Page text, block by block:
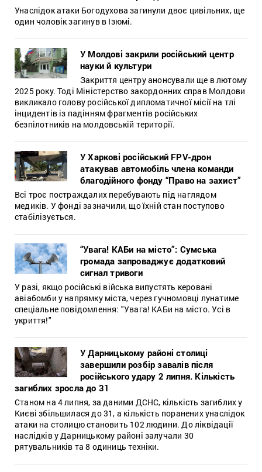
Унаслідок атаки Богодухова загинули двоє цивільних, ще
один чоловік загинув в Ізюмі.
У Молдові закрили російський центр
науки й культури
Закриття центру анонсували ще в лютому
2025 року. Тоді Міністерство закордонних справ Молдови
викликало голову російської дипломатичної місії на тлі
інцидентів із падінням фрагментів російських
безпілотників на молдовській території.
У Харкові російський FPV-дрон
атакував автомобіль члена команди
благодійного фонду “Право на захист”
Всі троє постраждалих перебувають під наглядом
медиків. У фонді зазначили, що їхній стан поступово
стабілізується.
“Увага! КАБи на місто”: Сумська
громада запроваджує додатковий
сигнал тривоги
У разі, якщо російські війська випустять керовані
авіабомби у напрямку міста, через гучномовці лунатиме
спеціальне повідомлення: "Увага! КАБи на місто. Усі в
укриття!"
У Дарницькому районі столиці
завершили розбір завалів після
російського удару 2 липня. Кількість
загиблих зросла до 31
Станом на 4 липня, за даними ДСНС, кількість загиблих у
Києві збільшилася до 31, а кількість поранених унаслідок
атаки на столицю становить 102 людини. До ліквідації
наслідків у Дарницькому районі залучали 30
рятувальників та 8 одиниць техніки.